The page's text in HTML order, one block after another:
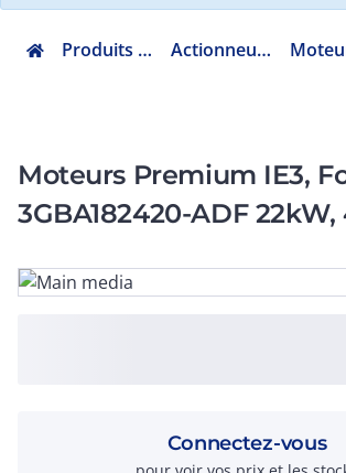
Produits Industriels Actionneur électrique
Moteurs Premium IE3,
3GBA182420-ADF 22kW,
Connectez-vous